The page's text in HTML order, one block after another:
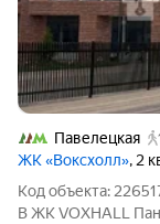
Павелецкая
ЖК «Воксхолл», 2
Код объекта:
В ЖК VOXHALL